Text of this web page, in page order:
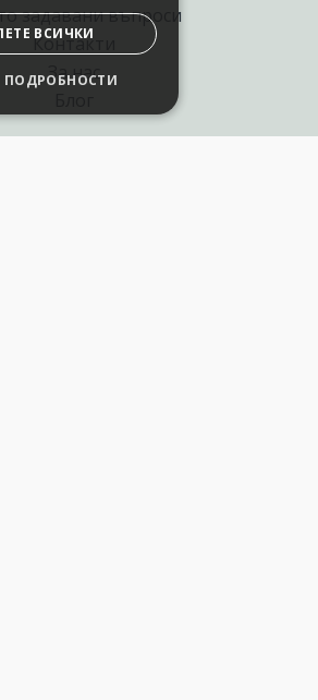
задавани въпроси
Контакти
За нас
ВСИЧКИ
ПОДРОБНОСТИ